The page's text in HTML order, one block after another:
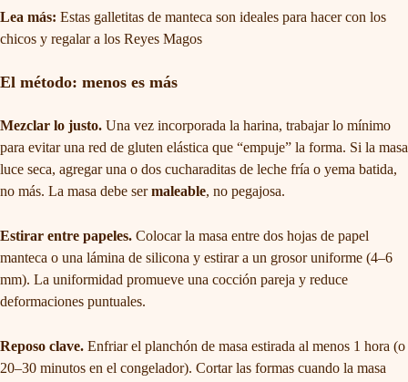
Lea más: Estas galletitas de manteca son ideales para hacer con los
chicos y regalar a los Reyes Magos
El método: menos es más
Mezclar lo justo. Una vez incorporada la harina, trabajar lo mínimo
para evitar una red de gluten elástica que “empuje” la forma. Si la masa
luce seca, agregar una o dos cucharaditas de leche fría o yema batida,
no más. La masa debe sermaleable, no pegajosa.
Estirar entre papeles. Colocar la masa entre dos hojas de papel
manteca o una lámina de silicona y estirar a un grosor uniforme (4–6
mm). La uniformidad promueve una cocción pareja y reduce
deformaciones puntuales.
Reposo clave. Enfriar el planchón de masa estirada al menos 1 hora (o
20–30 minutos en el congelador). Cortar las formas cuando la masa